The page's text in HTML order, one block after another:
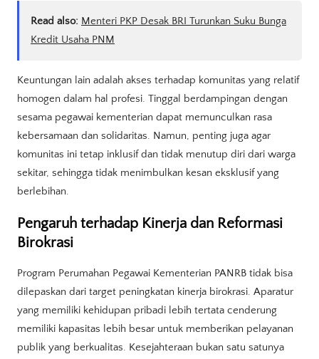
Read also: Menteri PKP Desak BRI Turunkan Suku Bunga
Kredit Usaha PNM
Keuntungan lain adalah akses terhadap komunitas yang relatif
homogen dalam hal profesi. Tinggal berdampingan dengan
sesama pegawai kementerian dapat memunculkan rasa
kebersamaan dan solidaritas. Namun, penting juga agar
komunitas ini tetap inklusif dan tidak menutup diri dari warga
sekitar, sehingga tidak menimbulkan kesan eksklusif yang
berlebihan.
Pengaruh terhadap Kinerja dan Reformasi
Birokrasi
Program Perumahan Pegawai Kementerian PANRB tidak bisa
dilepaskan dari target peningkatan kinerja birokrasi. Aparatur
yang memiliki kehidupan pribadi lebih tertata cenderung
memiliki kapasitas lebih besar untuk memberikan pelayanan
publik yang berkualitas. Kesejahteraan bukan satu satunya